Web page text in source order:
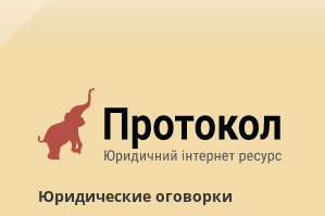
Юридические оговорки